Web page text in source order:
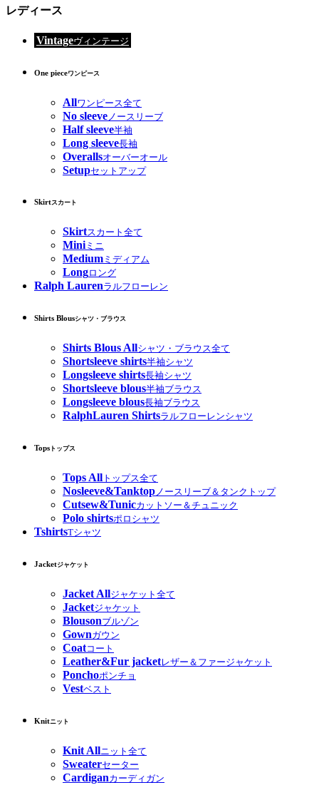
レディース
Vintageヴィンテージ
One pieceワンピース
Allワンピース全て
No sleeve ノースリーブ
Half sleeve半袖
Long sleeve長袖
Overallsオーバーオール
Setupセットアップ
Skirtスカート
Skirtスカート全て
Miniミニ
Medium ミディアム
Longロング
Ralph Laurenラルフローレン
Shirts Blousシャツ・ブラウス
Shirts Blous Allシャツ・ブラウス全て
Shortsleeve shirts半袖シャツ
Longsleeve shirts長袖シャツ
Shortsleeve blous半袖ブラウス
Longsleeve blous長袖ブラウス
RalphLauren Shirtsラルフローレンシャツ
Tops トップス
Tops All トップス全て
Nosleeve&Tanktopノースリーブ＆タンクトップ
Cutsew&Tunicカットソー＆チュニック
Polo shirtsポロシャツ
TshirtsTシャツ
Jacketジャケット
Jacket Allジャケット全て
Jacketジャケット
Blousonブルゾン
Gownガウン
Coatコート
Leather&Fur jacketレザー＆ファージャケット
Ponchoポンチョ
Vestベスト
Knitニット
Knit Allニット全て
Sweaterセーター
Cardiganカーディガン